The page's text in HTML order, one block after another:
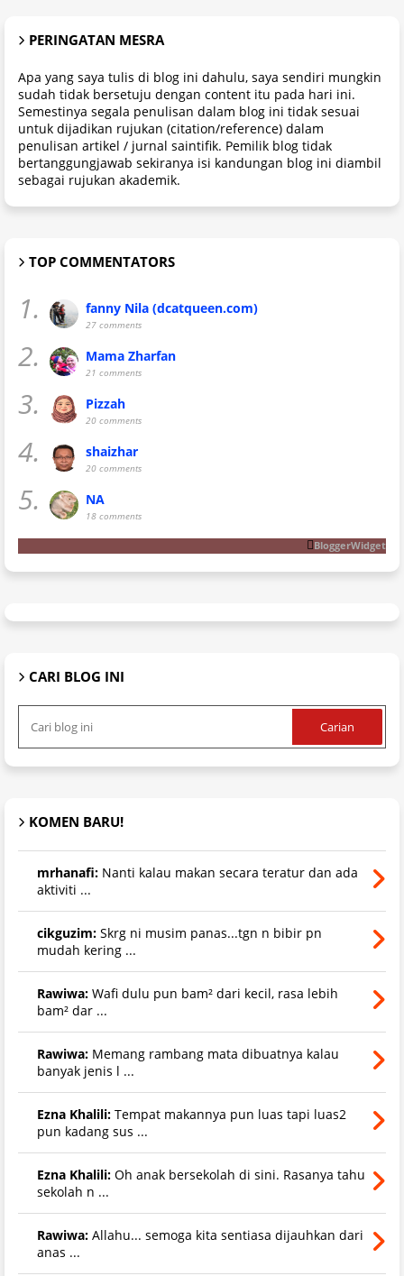
PERINGATAN MESRA
Apa yang saya tulis di blog ini dahulu, saya sendiri mungkin
sudah tidak bersetuju dengan content itu pada hari ini.
Semestinya segala penulisan dalam blog ini tidak sesuai
untuk dijadikan rujukan (citation/reference) dalam
penulisan artikel / jurnal saintifik. Pemilik blog tidak
bertanggungjawab sekiranya isi kandungan blog ini diambil
sebagai rujukan akademik.
TOP COMMENTATORS
1. fanny Nila (dcatqueen.com)
27 comments
2. Mama Zharfan
21 comments
3. Pizzah
20 comments
4. shaizhar
20 comments
5. NA
18 comments
BloggerWidget
CARI BLOG INI
KOMEN BARU!
mrhanafi: Nanti kalau makan secara teratur dan ada
aktiviti ...
cikguzim: Skrg ni musim panas...tgn n bibir pn
mudah kering ...
Rawiwa: Wafi dulu pun bam² dari kecil, rasa lebih
bam² dar ...
Rawiwa: Memang rambang mata dibuatnya kalau
banyak jenis l ...
Ezna Khalili: Tempat makannya pun luas tapi luas2
pun kadang sus ...
Ezna Khalili: Oh anak bersekolah di sini. Rasanya tahu
sekolah n ...
Rawiwa: Allahu... semoga kita sentiasa dijauhkan dari
anas ...